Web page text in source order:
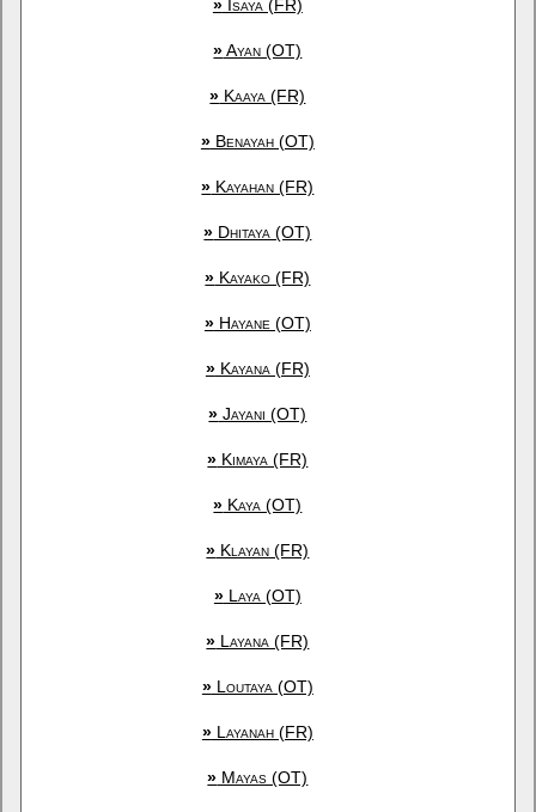
»Isaya (FR)
»Ayan (OT)
» Kaaya (FR)
»Benayah (OT)
» Kayahan (FR)
» Dhitaya (OT)
» Kayako (FR)
»Hayane (OT)
»Kayana (FR)
» Jayani (OT)
» Kimaya (FR)
» Kaya (OT)
» Klayan (FR)
»Laya (OT)
» Layana (FR)
»Loutaya (OT)
»Layanah (FR)
» Mayas (OT)